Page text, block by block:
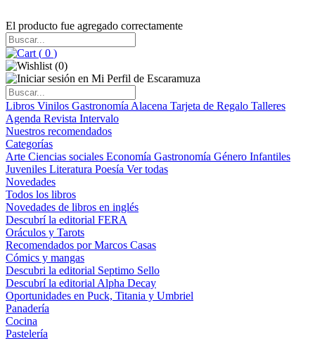
El producto fue agregado correctamente
( 0 )
(0)
Libros Vinilos Gastronomía Alacena Tarjeta de Regalo Talleres
Agenda Revista Intervalo
Nuestros recomendados
Categorías
Arte Ciencias sociales Economía Gastronomía Género Infantiles
Juveniles Literatura Poesía Ver todas
Novedades
Todos los libros
Novedades de libros en inglés
Descubrí la editorial FERA
Oráculos y Tarots
Recomendados por Marcos Casas
Cómics y mangas
Descubri la editorial Septimo Sello
Descubrí la editorial Alpha Decay
Oportunidades en Puck, Titania y Umbriel
Panadería
Cocina
Pastelería